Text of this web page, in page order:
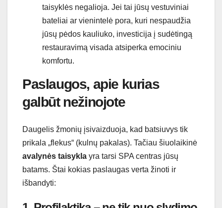
taisyklės negalioja. Jei tai jūsų vestuviniai
bateliai ar vienintelė pora, kuri nespaudžia
jūsų pėdos kauliuko, investicija į sudėtingą
restauravimą visada atsiperka emociniu
komfortu.
Paslaugos, apie kurias
galbūt nežinojote
Daugelis žmonių įsivaizduoja, kad batsiuvys tik
prikala „flekus“ (kulnų pakalas). Tačiau šiuolaikinė
avalynės taisykla yra tarsi SPA centras jūsų
batams. Štai kokias paslaugas verta žinoti ir
išbandyti: